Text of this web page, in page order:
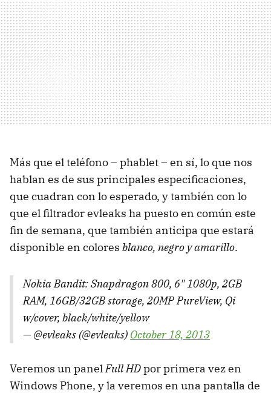
Más que el teléfono – phablet – en sí, lo que nos
hablan es de sus principales especificaciones,
que cuadran con lo esperado, y también con lo
que el filtrador evleaks ha puesto en común este
fin de semana, que también anticipa que estará
disponible en colores blanco, negro y amarillo.
Nokia Bandit: Snapdragon 800, 6" 1080p, 2GB
RAM, 16GB/32GB storage, 20MP PureView, Qi
w/cover, black/white/yellow
— @evleaks (@evleaks) October 18, 2013
Veremos un panelFull HDpor primera vez en
Windows Phone, y la veremos en una pantalla de